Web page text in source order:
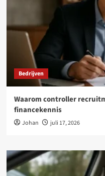
Bedrijven
Waarom controller
financekennis
Johan juli 17, 2026